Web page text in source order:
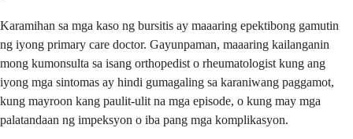
Karamihan sa mga kaso ng bursitis ay maaaring epektibong gamutin
ng iyong primary care doctor. Gayunpaman, maaaring kailanganin
mong kumonsulta sa isang orthopedist o rheumatologist kung ang
iyong mga sintomas ay hindi gumagaling sa karaniwang paggamot,
kung mayroon kang paulit-ulit na mga episode, o kung may mga
palatandaan ng impeksyon o iba pang mga komplikasyon.